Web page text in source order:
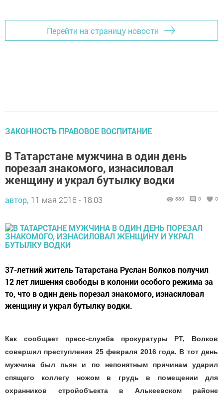
Перейти на страницу новости
ЗАКОННОСТЬ ПРАВОВОЕ ВОСПИТАНИЕ
В Татарстане мужчина в один день
порезал знакомого, изнасиловал
женщину и украл бутылку водки
автор, 11 мая 2016 - 18:03 880 0 0
37-летний житель Татарстана Руслан Волков получил
12 лет лишения свободы в колонии особого режима за
то, что в один день порезал знакомого, изнасиловал
женщину и украл бутылку водки.
Как сообщает пресс-служба прокуратуры РТ, Волков
совершил преступления 25 февраля 2016 года. В тот день
мужчина был пьян и по непонятным причинам ударил
спящего коллегу ножом в грудь в помещении для
охранников стройобъекта в Алькеевском районе